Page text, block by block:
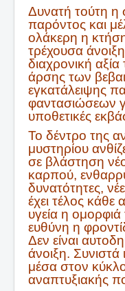
Δυνατή τούτη
παρόντος και
ολάκερη η
τρέχουσα
διαχρονική
άρσης των
εγκατάλειψης
φαντασιώσεων
υποθετικές
Το δέντρο της
μυστηρίου
σε βλάστηση
καρπού,
δυνατότητες,
έχει τέλος κάθε
υγεία η ομορφιά
ευθύνη η
Δεν είναι
άνοιξη. Συνιστά
μέσα στον
αναπτυξιακής